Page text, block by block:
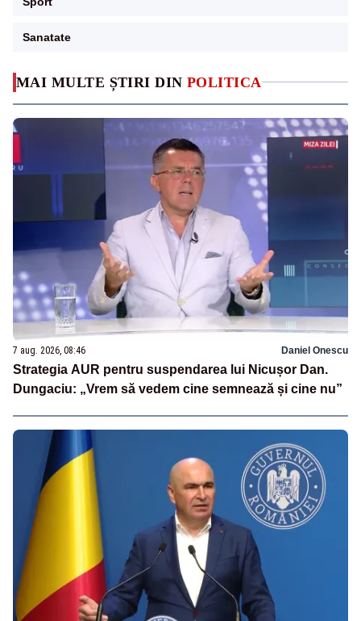
MAI MULTE ȘTIRI DIN POLITICA
7 aug. 2026, 08:46 Daniel Onescu
Strategia AUR pentru suspendarea lui Nicușor Dan.
Dungaciu: „Vrem să vedem cine semnează și cine nu”
Sanatate